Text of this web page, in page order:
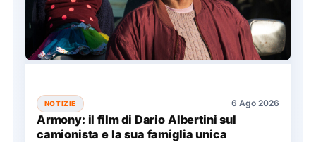
NOTIZIE 6 Ago 2026
Armony: il film di Dario Albertini sul
camionista e la sua famiglia unica